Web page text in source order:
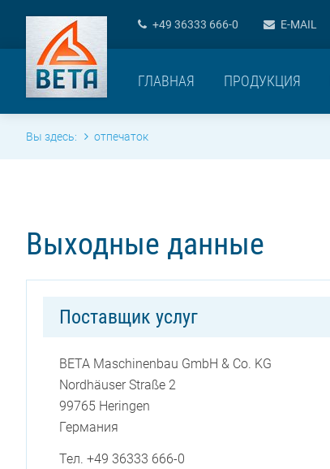
+49 36333 666-0 E-MAIL
ГЛАВНАЯ ПРОДУКЦИЯ
Вы здесь: отпечаток
Выходные данные
Поставщик услуг
BETA Maschinenbau GmbH & Co. KG
Nordhäuser Straße 2
99765 Heringen
Германия
Тел. +49 36333 666-0